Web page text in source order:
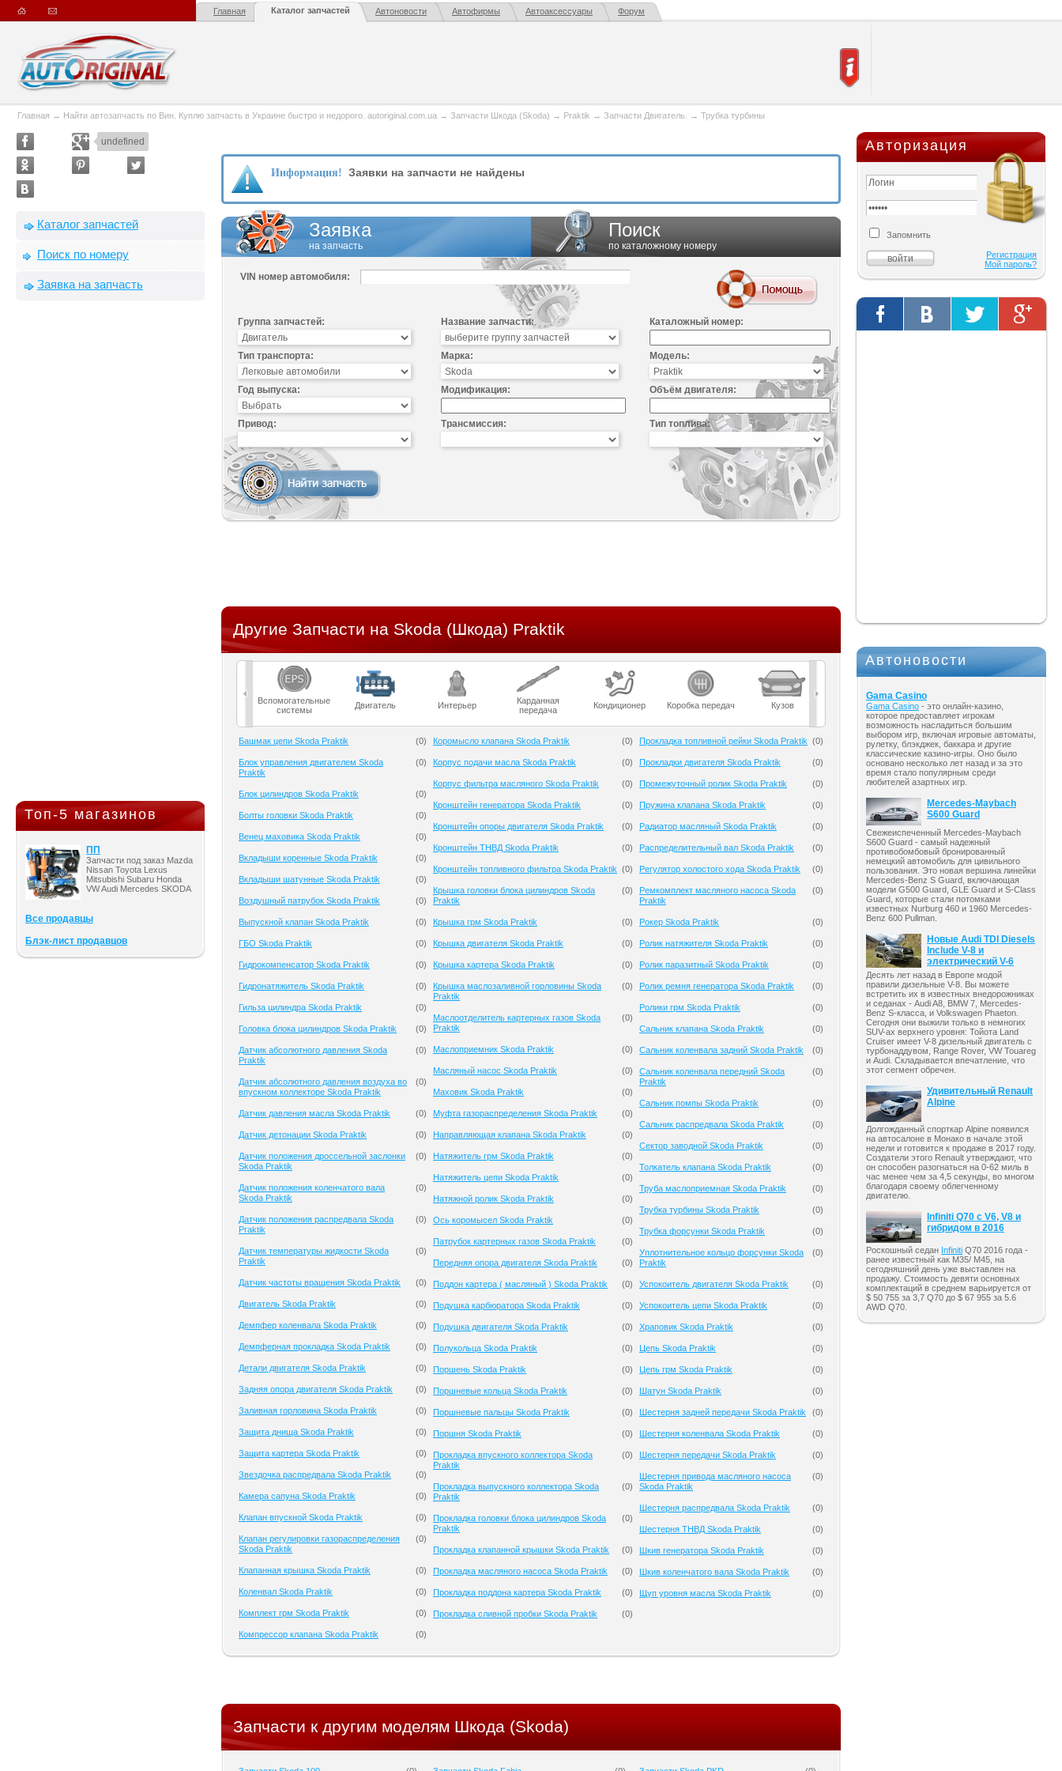
Главная Каталог запчастей Автоновости Автофирмы Автоаксессуары Форум
Главная → Найти автозапчасть по Вин. Куплю запчасть в Украине быстро и недорого. autoriginal.com.ua → Запчасти Шкода (Skoda) → Praktik → Запчасти Двигатель. → Трубка турбины
undefined
Каталог запчастей
Поиск по номеру
Заявка на запчасть
Топ-5 магазинов
ПП
Запчасти под заказ Mazda
Nissan Toyota Lexus
Mitsubishi Subaru Honda
VW Audi Mercedes SKODA
Все продавцы
Блэк-лист продавцов
Информация! Заявки на запчасти не найдены
Заявка
на запчасть
Поиск
по каталожному номеру
VIN номер автомобиля:
Группа запчастей: Название запчасти: Каталожный номер:
Тип транспорта: Марка: Модель:
Год выпуска: Модификация: Объём двигателя:
Привод: Трансмиссия: Тип топлива:
Другие Запчасти на Skoda (Шкода) Praktik
Вспомогательные
системы
Двигатель Интерьер
Карданная
передача
Кондиционер Коробка передач Кузов Масла Мост
Башмак цепи Skoda Praktik (0)
Блок управления двигателем Skoda
Praktik
(0)
Блок цилиндров Skoda Praktik (0)
Болты головки Skoda Praktik (0)
Венец маховика Skoda Praktik (0)
Вкладыши коренные Skoda Praktik (0)
Вкладыши шатунные Skoda Praktik (0)
Воздушный патрубок Skoda Praktik (0)
Выпускной клапан Skoda Praktik (0)
ГБО Skoda Praktik (0)
Гидрокомпенсатор Skoda Praktik (0)
Гидронатяжитель Skoda Praktik (0)
Гильза цилиндра Skoda Praktik (0)
Головка блока цилиндров Skoda Praktik (0)
Датчик абсолютного давления Skoda
Praktik
(0)
Датчик абсолютного давления воздуха во
впускном коллекторе Skoda Praktik
(0)
Датчик давления масла Skoda Praktik (0)
Датчик детонации Skoda Praktik (0)
Датчик положения дроссельной заслонки
Skoda Praktik
(0)
Датчик положения коленчатого вала
Skoda Praktik
(0)
Датчик положения распредвала Skoda
Praktik
(0)
Датчик температуры жидкости Skoda
Praktik
(0)
Датчик частоты вращения Skoda Praktik (0)
Двигатель Skoda Praktik (0)
Демпфер коленвала Skoda Praktik (0)
Демпферная прокладка Skoda Praktik (0)
Детали двигателя Skoda Praktik (0)
Задняя опора двигателя Skoda Praktik (0)
Заливная горловина Skoda Praktik (0)
Защита днища Skoda Praktik (0)
Защита картера Skoda Praktik (0)
Звездочка распредвала Skoda Praktik (0)
Камера сапуна Skoda Praktik (0)
Клапан впускной Skoda Praktik (0)
Клапан регулировки газораспределения
Skoda Praktik
(0)
Клапанная крышка Skoda Praktik (0)
Коленвал Skoda Praktik (0)
Комплект грм Skoda Praktik (0)
Компрессор клапана Skoda Praktik (0)
Коромысло клапана Skoda Praktik (0)
Корпус подачи масла Skoda Praktik (0)
Корпус фильтра масляного Skoda Praktik (0)
Кронштейн генератора Skoda Praktik (0)
Кронштейн опоры двигателя Skoda Praktik (0)
Кронштейн ТНВД Skoda Praktik (0)
Кронштейн топливного фильтра Skoda Praktik (0)
Крышка головки блока цилиндров Skoda
Praktik
(0)
Крышка грм Skoda Praktik (0)
Крышка двигателя Skoda Praktik (0)
Крышка картера Skoda Praktik (0)
Крышка маслозаливной горловины Skoda
Praktik
(0)
Маслоотделитель картерных газов Skoda
Praktik
(0)
Маслоприемник Skoda Praktik (0)
Масляный насос Skoda Praktik (0)
Маховик Skoda Praktik (0)
Муфта газораспределения Skoda Praktik (0)
Направляющая клапана Skoda Praktik (0)
Натяжитель грм Skoda Praktik (0)
Натяжитель цепи Skoda Praktik (0)
Натяжной ролик Skoda Praktik (0)
Ось коромысел Skoda Praktik (0)
Патрубок картерных газов Skoda Praktik (0)
Передняя опора двигателя Skoda Praktik (0)
Поддон картера ( масляный ) Skoda Praktik (0)
Подушка карбюратора Skoda Praktik (0)
Подушка двигателя Skoda Praktik (0)
Полукольца Skoda Praktik (0)
Поршень Skoda Praktik (0)
Поршневые кольца Skoda Praktik (0)
Поршневые пальцы Skoda Praktik (0)
Поршня Skoda Praktik (0)
Прокладка впускного коллектора Skoda
Praktik
(0)
Прокладка выпускного коллектора Skoda
Praktik
(0)
Прокладка головки блока цилиндров Skoda
Praktik
(0)
Прокладка клапанной крышки Skoda Praktik (0)
Прокладка масляного насоса Skoda Praktik (0)
Прокладка поддона картера Skoda Praktik (0)
Прокладка сливной пробки Skoda Praktik (0)
Прокладка топливной рейки Skoda Praktik (0)
Прокладки двигателя Skoda Praktik (0)
Промежуточный ролик Skoda Praktik (0)
Пружина клапана Skoda Praktik (0)
Радиатор масляный Skoda Praktik (0)
Распределительный вал Skoda Praktik (0)
Регулятор холостого хода Skoda Praktik (0)
Ремкомплект масляного насоса Skoda
Praktik
(0)
Рокер Skoda Praktik (0)
Ролик натяжителя Skoda Praktik (0)
Ролик паразитный Skoda Praktik (0)
Ролик ремня генератора Skoda Praktik (0)
Ролики грм Skoda Praktik (0)
Сальник клапана Skoda Praktik (0)
Сальник коленвала задний Skoda Praktik (0)
Сальник коленвала передний Skoda
Praktik
(0)
Сальник помпы Skoda Praktik (0)
Сальник распредвала Skoda Praktik (0)
Сектор заводной Skoda Praktik (0)
Толкатель клапана Skoda Praktik (0)
Труба маслоприемная Skoda Praktik (0)
Трубка турбины Skoda Praktik (0)
Трубка форсунки Skoda Praktik (0)
Уплотнительное кольцо форсунки Skoda
Praktik
(0)
Успокоитель двигателя Skoda Praktik (0)
Успокоитель цепи Skoda Praktik (0)
Храповик Skoda Praktik (0)
Цепь Skoda Praktik (0)
Цепь грм Skoda Praktik (0)
Шатун Skoda Praktik (0)
Шестерня задней передачи Skoda Praktik (0)
Шестерня коленвала Skoda Praktik (0)
Шестерня передачи Skoda Praktik (0)
Шестерня привода масляного насоса
Skoda Praktik
(0)
Шестерня распредвала Skoda Praktik (0)
Шестерня ТНВД Skoda Praktik (0)
Шкив генератора Skoda Praktik (0)
Шкив коленчатого вала Skoda Praktik (0)
Щуп уровня масла Skoda Praktik (0)
Запчасти к другим моделям Шкода (Skoda)
Авторизация
Запомнить
Регистрация
Мой пароль?
Автоновости
Gama Casino
Gama Casino - это онлайн-казино,
которое предоставляет игрокам
возможность насладиться большим
выбором игр, включая игровые автоматы,
рулетку, блэкджек, баккара и другие
классические казино-игры. Оно было
основано несколько лет назад и за это
время стало популярным среди
любителей азартных игр.
Mercedes-Maybach
S600 Guard
Свежеиспеченный Mercedes-Maybach
S600 Guard - самый надежный
противобомбовый бронированный
немецкий автомобиль для цивильного
пользования. Это новая вершина линейки
Mercedes-Benz S Guard, включающая
модели G500 Guard, GLE Guard и S-Class
Guard, которые стали потомками
известных Nurburg 460 и 1960 Mercedes-
Benz 600 Pullman.
Новые Audi TDI Diesels
Include V-8 и
электрический V-6
Десять лет назад в Европе модой
правили дизельные V-8. Вы можете
встретить их в известных внедорожниках
и седанах - Audi A8, BMW 7, Mercedes-
Benz S-класса, и Volkswagen Phaeton.
Сегодня они выжили только в немногих
SUV-ах верхнего уровня: Тойота Land
Cruiser имеет V-8 дизельный двигатель с
турбонаддувом, Range Rover, VW Touareg
и Audi. Складывается впечатление, что
этот сегмент обречен.
Удивительный Renault
Alpine
Долгожданный спорткар Alpine появился
на автосалоне в Монако в начале этой
недели и готовится к продаже в 2017 году.
Создатели этого Renault утверждают, что
он способен разогнаться на 0-62 миль в
час менее чем за 4,5 секунды, во многом
благодаря своему облегченному
двигателю.
Infiniti Q70 с V6, V8 и
гибридом в 2016
Роскошный седан Infiniti Q70 2016 года -
ранее известный как M35/ M45, на
сегодняшний день уже выставлен на
продажу. Стоимость девяти основных
комплектаций в среднем варьируется от
$ 50 755 за 3,7 Q70 до $ 67 955 за 5.6
AWD Q70.